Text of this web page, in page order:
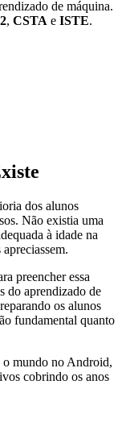
de máquina.
, CSTA e ISTE.
dos alunos
Não existia uma
à idade na
preencher essa
do aprendizado de
os alunos
fundamental quanto
mundo no Android,
cobrindo os anos